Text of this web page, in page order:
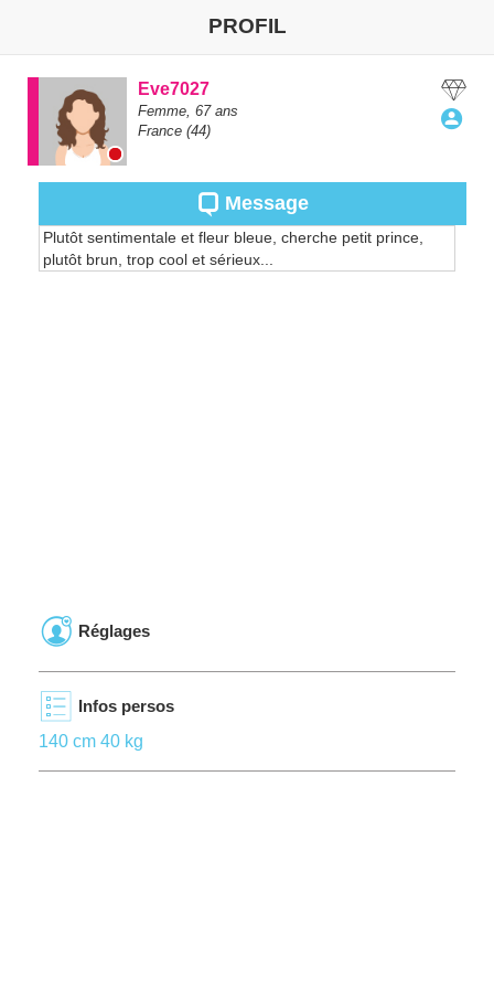
PROFIL
Eve7027
Femme, 67ans
France (44)
Message
Plutôt sentimentale et fleur bleue, cherche petit prince,
plutôt brun, trop cool et sérieux...
Réglages
Infos persos
140 cm 40 kg